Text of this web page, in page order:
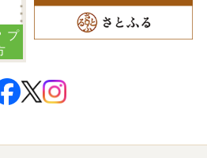
プ